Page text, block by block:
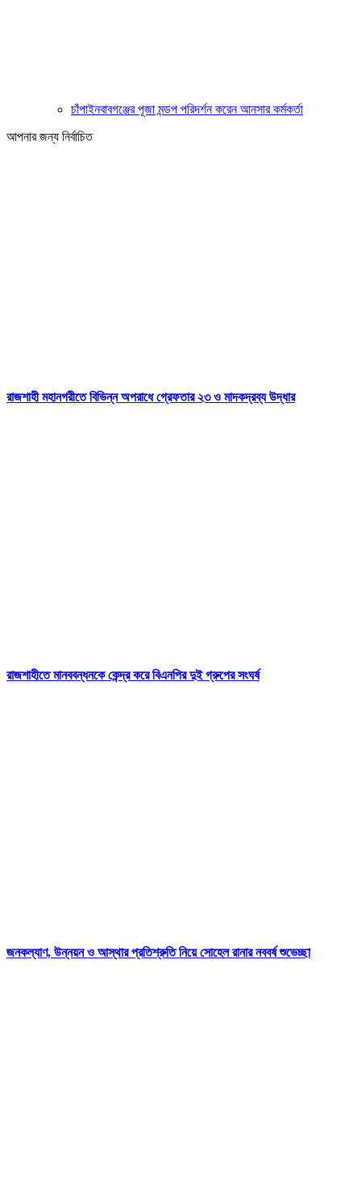
চাঁপাইনবাবগঞ্জের পূজা মন্ডপ পরিদর্শন করেন আনসার কর্মকর্তা
আপনার জন্য নির্বাচিত
রাজশাহী মহানগরীতে বিভিন্ন অপরাধে গ্রেফতার ২৩ ও মাদকদ্রব্য উদ্ধার
রাজশাহীতে মানববন্ধনকে কেন্দ্র করে বিএনপির দুই গ্রুপের সংঘর্ষ
জনকল্যাণ, উন্নয়ন ও আস্থার প্রতিশ্রুতি নিয়ে সোহেল রানার নববর্ষ শুভেচ্ছা